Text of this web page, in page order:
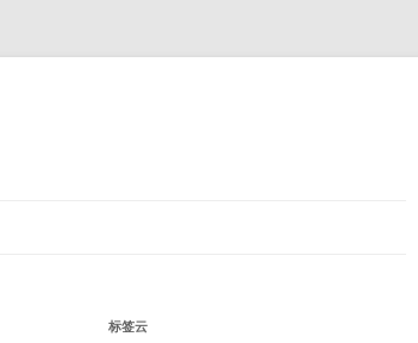
标签云